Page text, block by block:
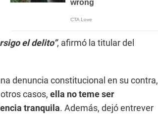
el delito”, afirmó la titular del
denuncia constitucional en su contra,
casos, ella no teme ser
tranquila. Además, dejó entrever